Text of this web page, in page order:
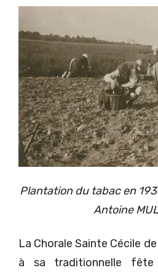
Plantation du tabac en
Antoine
La Chorale Sainte Cécile
à sa traditionnelle